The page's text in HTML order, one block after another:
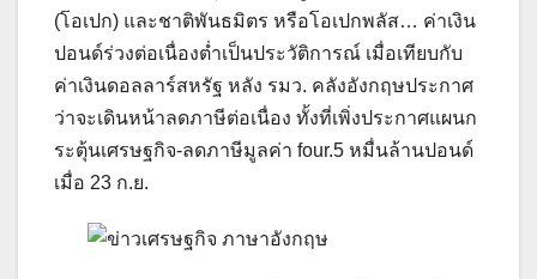
(โอเปก) และชาติพันธมิตร หรือโอเปกพลัส… ค่าเงิน
ปอนด์ร่วงต่อเนื่องต่ำเป็นประวัติการณ์ เมื่อเทียบกับ
ค่าเงินดอลลาร์สหรัฐ หลัง รมว. คลังอังกฤษประกาศ
ว่าจะเดินหน้าลดภาษีต่อเนื่อง ทั้งที่เพิ่งประกาศแผนก
ระตุ้นเศรษฐกิจ-ลดภาษีมูลค่า four.5 หมื่นล้านปอนด์
เมื่อ 23 ก.ย.